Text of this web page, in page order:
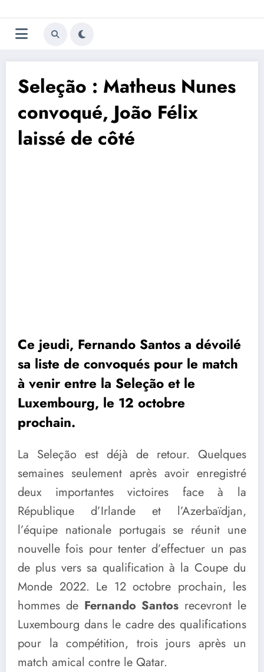
au
contenu
Trivela
L'actualité du football
Seleção : Matheus Nunes
convoqué, João Félix
laissé de côté
Ce jeudi, Fernando Santos a dévoilé
sa liste de convoqués pour le match
à venir entre la Seleção et le
Luxembourg, le 12 octobre
prochain.
La Seleção est déjà de retour. Quelques
semaines seulement après avoir enregistré
deux importantes victoires face à la
République d’Irlande et l’Azerbaïdjan,
l’équipe nationale portugais se réunit une
nouvelle fois pour tenter d’effectuer un pas
de plus vers sa qualification à la Coupe du
Monde 2022. Le 12 octobre prochain, les
hommes de Fernando Santos recevront le
Luxembourg dans le cadre des qualifications
pour la compétition, trois jours après un
match amical contre le Qatar.